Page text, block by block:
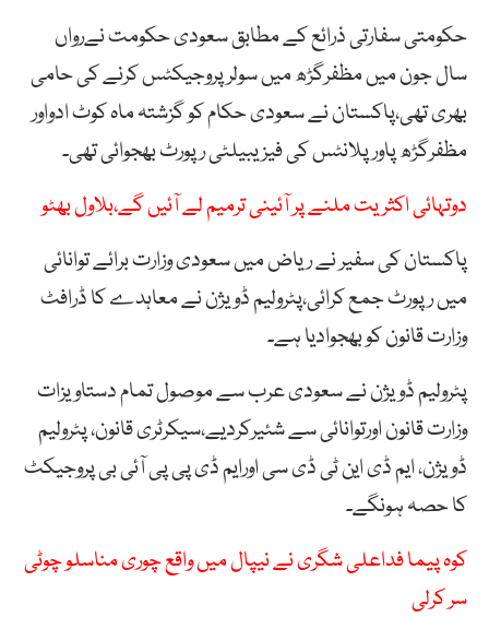
حکومتی سفارتی ذرائع کے مطابق سعودی حکومت نےرواں
سال جون میں مظفرگڑھ میں سولرپروجیکٹس کرنے کی حامی
بھری تھی،پاکستان نے سعودی حکام کو گزشتہ ماہ کوٹ ادواور
مظفرگڑھ پاورپلانٹس کی فیزیبیلٹی رپورٹ بھجوائی تھی۔
دوتہائی اکثریت ملنے پر آئینی ترمیم لے آئیں گے،بلاول بھٹو
پاکستان کی سفیر نے ریاض میں سعودی وزارت برائے توانائی
میں رپورٹ جمع کرائی،پٹرولیم ڈویژن نے معاہدے کا ڈرافٹ
وزارت قانون کو بھجوادیا ہے۔
پٹرولیم ڈویژن نے سعودی عرب سے موصول تمام دستاویزات
وزارت قانون اورتوانائی سے شئیرکردیے،سیکرٹری قانون، پٹرولیم
ڈویژن، ایم ڈی این ٹی ڈی سی اورایم ڈی پی پی آئی بی پروجیکٹ
کا حصہ ہونگے۔
کوہ پیما فداعلی شگری نے نیپال میں واقع چوری مناسلو چوٹی
سر کرلی